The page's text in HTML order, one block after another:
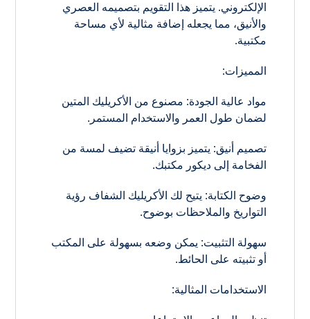
الإلكتروني. يتميز هذا التقويم بتصميمه العصري
والأنيق، مما يجعله إضافة مثالية لأي مساحة
مكتبية.
المميزات:
مواد عالية الجودة: مصنوع من الأكريليك المتين
لضمان طول العمر والاستخدام المستمر.
تصميم أنيق: يتميز بزوايا أنيقة تضيف لمسة من
الفخامة إلى ديكور مكتبك.
وضوح الكتابة: يتيح لك الأكريليك الشفاف رؤية
التواريخ والملاحظات بوضوح.
سهولة التثبيت: يمكن وضعه بسهولة على المكتب
أو تثبيته على الحائط.
الاستخدامات المثالية: